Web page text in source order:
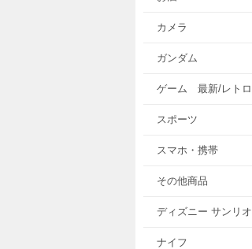
カメラ
ガンダム
ゲーム 最新/レトロ
スポーツ
スマホ・携帯
その他商品
ディズニー サンリオ
ナイフ